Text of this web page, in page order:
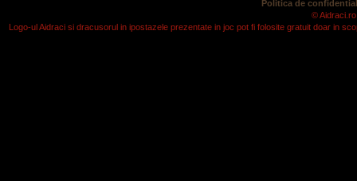
Politica de
©
Logo-ul Aidraci si dracusorul in ipostazele prezentate in joc pot fi folosite gratuit doar in